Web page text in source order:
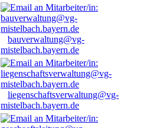
bauverwaltung@vg-
mistelbach.bayern.de
liegenschaftsverwaltung@vg-
mistelbach.bayern.de